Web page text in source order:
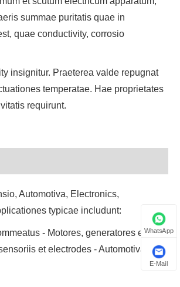
فارسی
తెలుగు
ລາວ
Euskal
summae puritatis quae in
quae conductivity, corrosio
insignitur. Praeterea valde repugnat
temperatae. Hae proprietates
requirunt.
Automotiva, Electronics,
typicae includunt:
- Motores, generatores et
et electrodes - Automotiva
WhatsApp
E-Mail